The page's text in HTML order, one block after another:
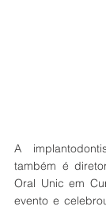
A
também é
Oral Unic em
evento e